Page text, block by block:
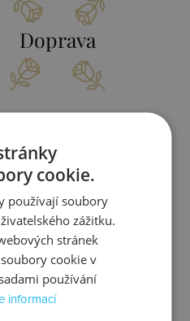
Doprava
Výměna
cookie.
používají soubory
zážitku.
stránek
cookie v
používání
informací